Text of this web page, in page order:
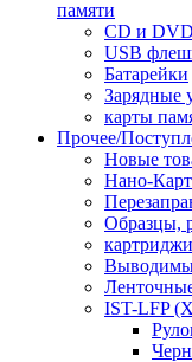
памяти
CD и
USB
Батарейки
Зарядные
карты
Прочее/
Новые
Нано-
Образцы,
IST-LFP